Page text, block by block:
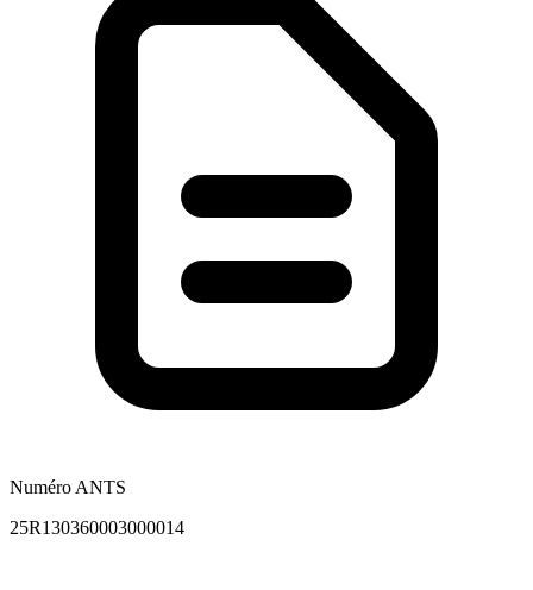
Numéro ANTS
25R130360003000014